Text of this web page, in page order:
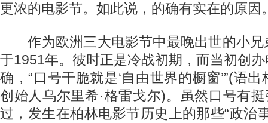
更浓的电影节。如此说，的确有实在的原因
作为欧洲三大电影节中最晚出世的小兄
于1951年。彼时正是冷战初期，而当初创
确，“口号干脆就是‘自由世界的橱窗’”(语
创始人乌尔里希·格雷戈尔)。虽然口号有挺
过，发生在柏林电影节历史上的那些“政治